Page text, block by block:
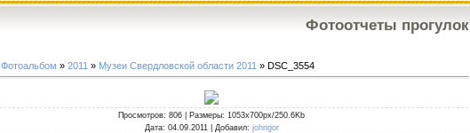
Фотоотчеты прогулок
Фотоальбом » 2011 » Музеи Свердловской области 2011 » DSC_3554
Просмотров: 806 | Размеры: 1053x700px/250.6Kb
Дата: 04.09.2011 | Добавил: johngor